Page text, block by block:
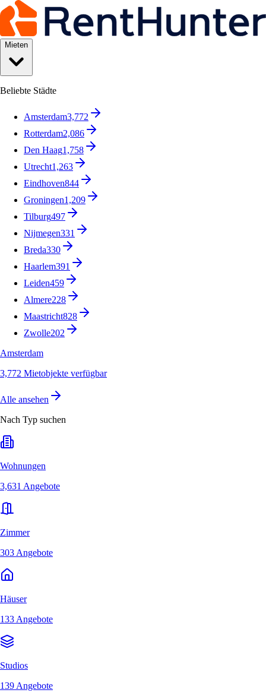
Mieten
Beliebte Städte
Amsterdam3,772
Rotterdam2,086
Den Haag1,758
Utrecht1,263
Eindhoven844
Groningen1,209
Tilburg497
Nijmegen331
Breda330
Haarlem391
Leiden459
Almere228
Maastricht828
Zwolle202
Amsterdam
3,772 Mietobjekte verfügbar
Alle ansehen
Nach Typ suchen
Wohnungen
3,631 Angebote
Zimmer
303 Angebote
Häuser
133 Angebote
Studios
139 Angebote